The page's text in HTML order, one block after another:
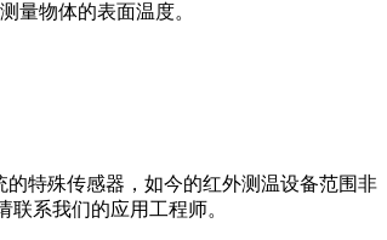
量物体的表面温度。
特殊传感器，如今的红外测温设备范围非
系我们的应用工程师。